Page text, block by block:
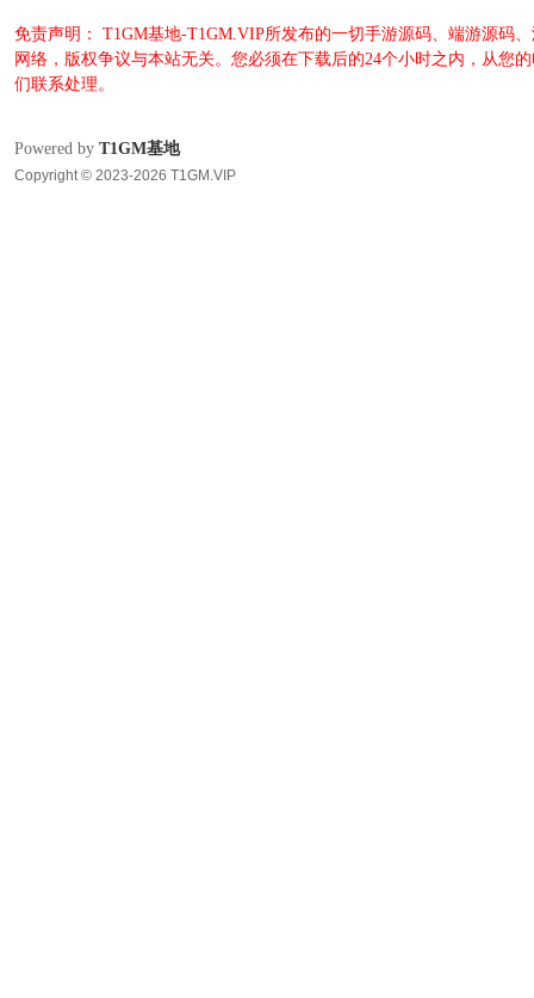
免责声明： T1GM基地-T1GM.VIP所发布的一切手游源码、端游源码
网络，版权争议与本站无关。您必须在下载后的24个小时之内，从您
们联系处理。
Powered by T1GM基地
Copyright © 2023-2026 T1GM.VIP